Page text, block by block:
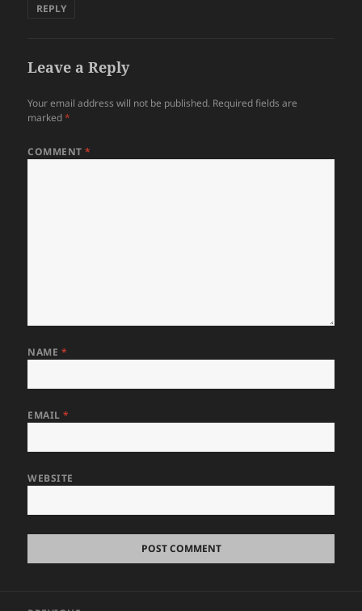
REPLY
Leave a Reply
Your email address will not be published. Required fields are
marked*
COMMENT*
NAME *
EMAIL*
WEBSITE